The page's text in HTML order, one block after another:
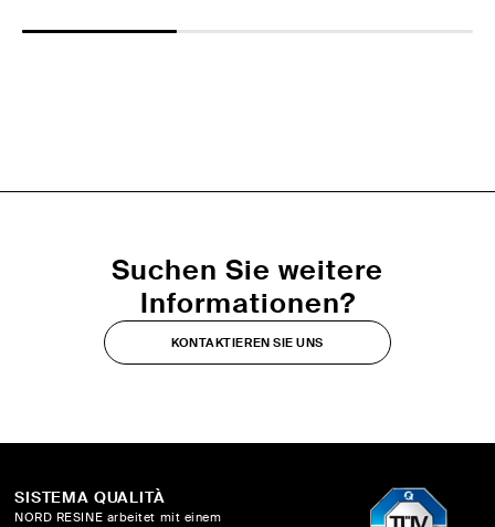
Suchen Sie weitere
Informationen?
KONTAKTIEREN SIE UNS
SISTEMA QUALITÀ
NORD RESINE arbeitet mit einem